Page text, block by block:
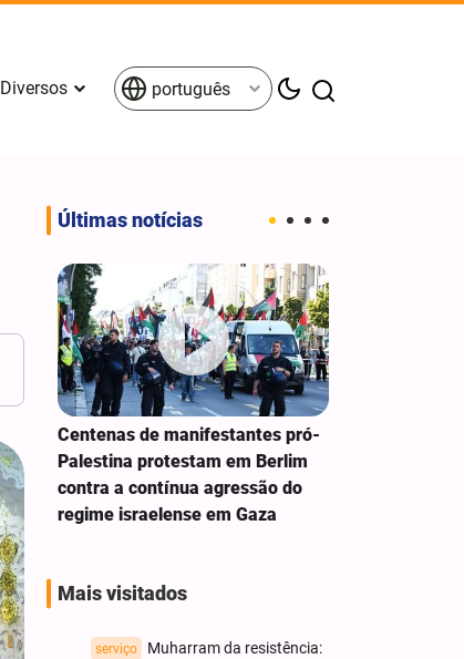
Diversos português
Últimas notícias
Centenas de manifestantes pró-
Palestina protestam em Berlim
contra a contínua agressão do
regime israelense em Gaza
Mais visitados
serviço
Muharram da resistência: